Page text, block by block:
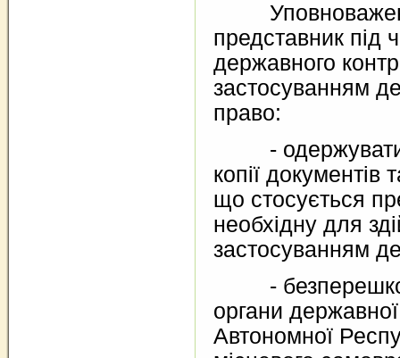
представник під
державного
застосуванням
право:
- одержувати
копії
що стосується
необхідну для
застосуванням
-
органи
Автономної